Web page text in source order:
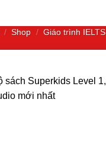
/ Shop / Giáo trình IELTS